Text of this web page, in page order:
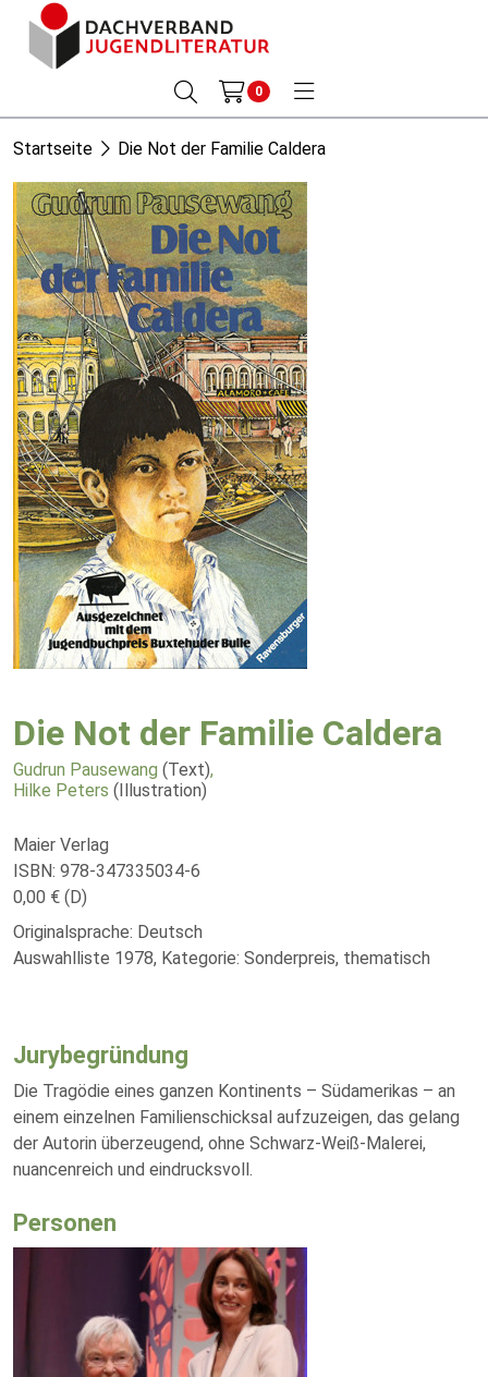
0
Startseite Die Not der Familie Caldera
Die Not der Familie Caldera
Gudrun Pausewang (Text),
Hilke Peters (Illustration)
Maier Verlag
ISBN: 978-347335034-6
0,00 € (D)
Originalsprache: Deutsch
Auswahlliste 1978, Kategorie: Sonderpreis, thematisch
Jurybegründung
Die Tragödie eines ganzen Kontinents – Südamerikas – an
einem einzelnen Familienschicksal aufzuzeigen, das gelang
der Autorin überzeugend, ohne Schwarz-Weiß-Malerei,
nuancenreich und eindrucksvoll.
Personen